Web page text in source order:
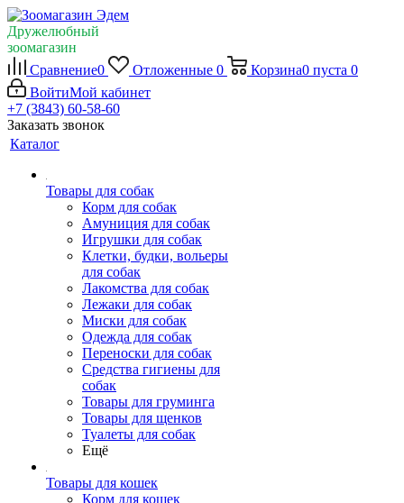
Дружелюбный
зоомагазин
Сравнение0 Отложенные 0 Корзина0 пуста 0
ВойтиМой кабинет
+7 (3843) 60-58-60
Заказать звонок
Каталог
Товары для собак
Корм для собак
Амуниция для собак
Игрушки для собак
Клетки, будки, вольеры
для собак
Лакомства для собак
Лежаки для собак
Миски для собак
Одежда для собак
Переноски для собак
Средства гигиены для
собак
Товары для груминга
Товары для щенков
Туалеты для собак
Ещё
Товары для кошек
Корм для кошек